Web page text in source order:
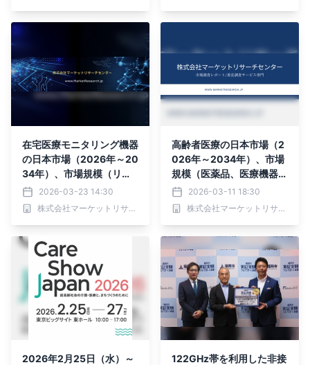
在宅医療モニタリング機器
の日本市場（2026年～20
34年）、市場規模（リハ
ビリテーション、輸液療
法、非熟練ケア、呼吸療
法）・分析レポートを発表
2026-03-23 14:30
株式会社マーケットリサーチセンター
高齢者医療の日本市場（2
026年～2034年）、市場
規模（医薬品、医療機器、
パーソナルケア製品）・分
析レポートを発表
2026-03-11 18:30
株式会社マーケットリサーチセンター
2026年2月25日（水）～
122GHz帯を利用した非接